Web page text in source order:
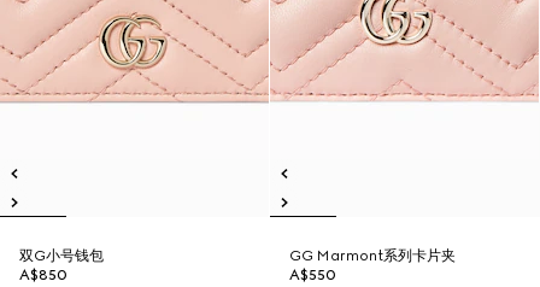
双G小号钱包
A$850
GG Marmont系列卡片夹
A$550